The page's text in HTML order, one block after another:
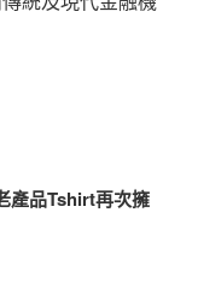
產品Tshirt再次擁